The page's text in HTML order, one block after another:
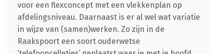
voor een flexconcept met een vlekkenplan op
afdelingsniveau. Daarnaast is er al wel wat variatie
in wijze van (samen)werken. Zo zijn in de
Raakspoort een soort ouderwetse